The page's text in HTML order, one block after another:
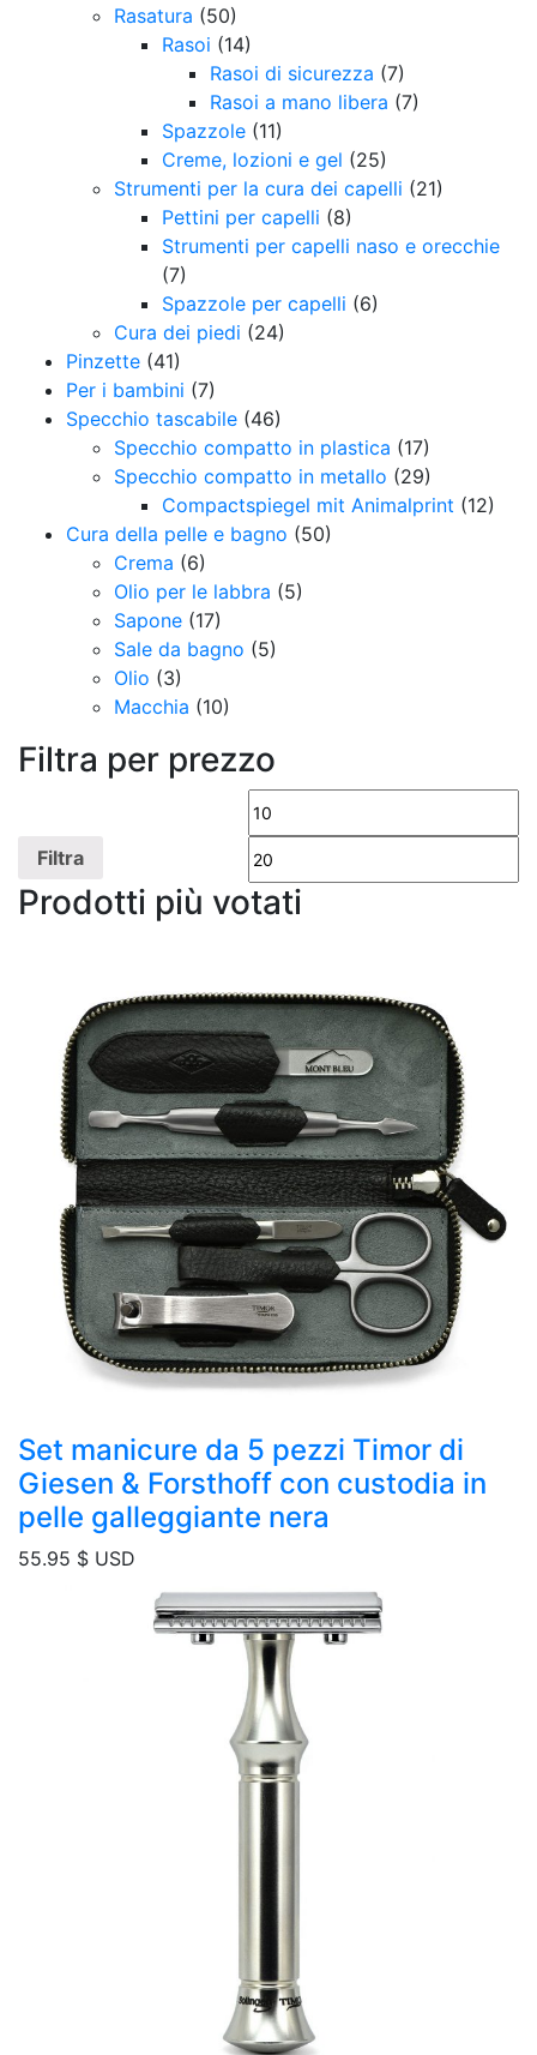
Rasatura (50)
Rasoi (14)
Rasoi di sicurezza (7)
Rasoi a mano libera (7)
Spazzole (11)
Creme, lozioni e gel (25)
Strumenti per la cura dei capelli (21)
Pettini per capelli (8)
Strumenti per capelli naso e orecchie
(7)
Spazzole per capelli (6)
Cura dei piedi (24)
Pinzette (41)
Per i bambini (7)
Specchio tascabile (46)
Specchio compatto in plastica (17)
Specchio compatto in metallo (29)
Compactspiegel mit Animalprint (12)
Cura della pelle e bagno (50)
Crema (6)
Olio per le labbra (5)
Sapone (17)
Sale da bagno (5)
Olio (3)
Macchia (10)
Filtra per prezzo
Prezzo
Filtra
Prodotti più votati
Set manicure da 5 pezzi Timor di
Giesen & Forsthoff con custodia in
pelle galleggiante nera
55.95 $ USD